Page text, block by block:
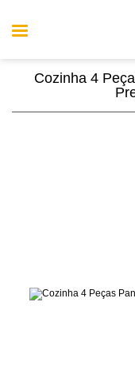
Cozinha 4